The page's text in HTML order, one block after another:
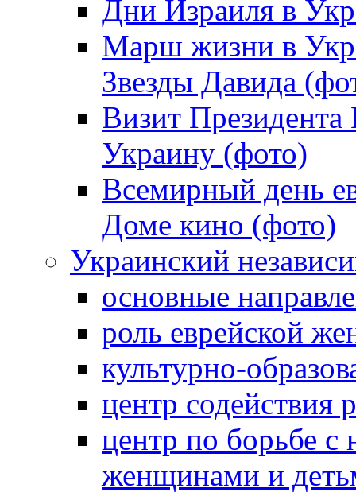
Дни Израиля в
Марш жизни в
Звезды Давида
Визит
Украину (фото)
Всемирный день
Доме кино (фото)
Украинский
основные
роль еврейской
культурно-
центр содействия
центр по борьбе с
женщинами и